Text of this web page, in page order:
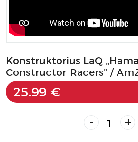
Konstruktorius LaQ
Constructor Racers” /
25.99 €
- +